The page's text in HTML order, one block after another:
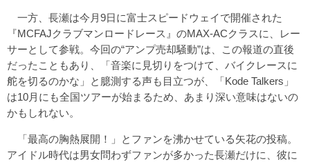
一方、長瀬は今月9日に富士スピードウェイで開催された
『MCFAJクラブマンロードレース』のMAX-ACクラスに、レー
サーとして参戦。今回の“アンプ売却騒動”は、この報道の直後
だったこともあり、「音楽に見切りをつけて、バイクレースに
舵を切るのかな」と臆測する声も目立つが、「Kode Talkers」
は10月にも全国ツアーが始まるため、あまり深い意味はないの
かもしれない。
「最高の胸熱展開！」とファンを沸かせている矢花の投稿。
アイドル時代は男女問わずファンが多かった長瀬だけに、彼に